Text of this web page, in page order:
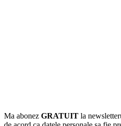
Ma abonez GRATUIT la